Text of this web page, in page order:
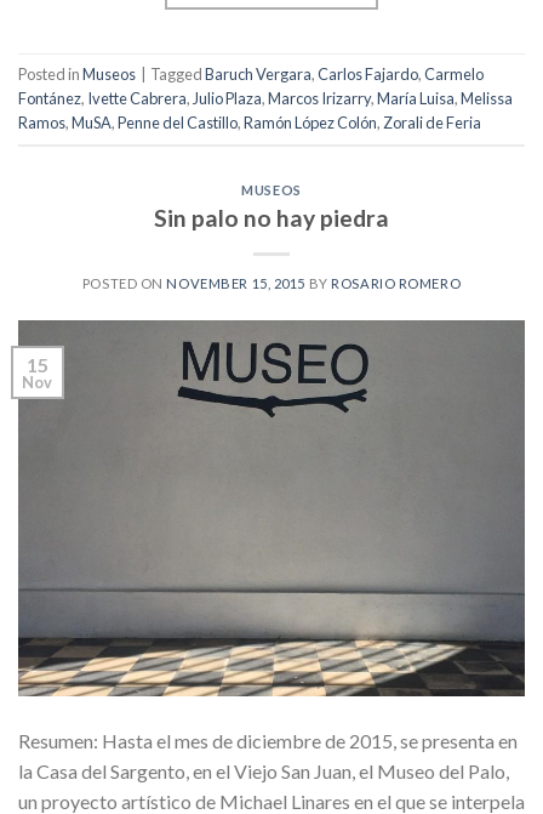
Posted inMuseos TaggedBaruch Vergara,Carlos Fajardo,Carmelo
Fontánez, Ivette Cabrera,Julio Plaza,Marcos Irizarry,María Luisa,Melissa
Ramos,MuSA,Penne del Castillo,Ramón López Colón,Zorali de Feria
MUSEOS
Sin palo no hay piedra
POSTED ON NOVEMBER 15, 2015 BY ROSARIO ROMERO
15
Nov
Resumen: Hasta el mes de diciembre de 2015, se presenta en
la Casa del Sargento, en el Viejo San Juan, el Museo del Palo,
un proyecto artístico de Michael Linares en el que se interpela